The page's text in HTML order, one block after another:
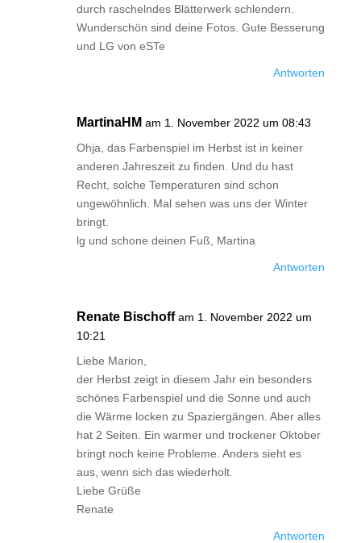
durch raschelndes Blätterwerk schlendern.
Wunderschön sind deine Fotos. Gute Besserung
und LG von eSTe
Antworten
MartinaHM am 1. November 2022 um 08:43
Ohja, das Farbenspiel im Herbst ist in keiner
anderen Jahreszeit zu finden. Und du hast
Recht, solche Temperaturen sind schon
ungewöhnlich. Mal sehen was uns der Winter
bringt.
lg und schone deinen Fuß, Martina
Antworten
Renate Bischoff am 1. November 2022 um
10:21
Liebe Marion,
der Herbst zeigt in diesem Jahr ein besonders
schönes Farbenspiel und die Sonne und auch
die Wärme locken zu Spaziergängen. Aber alles
hat 2 Seiten. Ein warmer und trockener Oktober
bringt noch keine Probleme. Anders sieht es
aus, wenn sich das wiederholt.
Liebe Grüße
Renate
Antworten